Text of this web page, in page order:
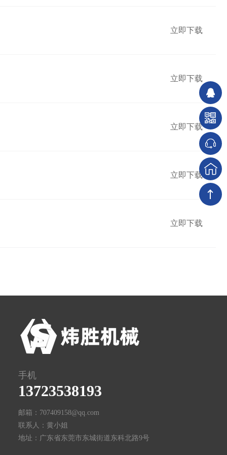
立即下载
立即下载
立即下载
立即下载
立即下载
手机
13723538193
邮箱：707409158@qq.com
联系人：黄小姐
地址：广东省东莞市东城街道东科北路9号